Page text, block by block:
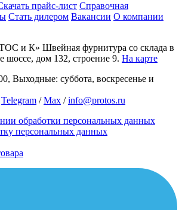
прайс-лист Справочная
Стать дилером Вакансии О компании
и К» Швейная фурнитура со склада в
шоссе, дом 132, строение 9. На карте
Выходные: суббота, воскресенье и
Telegram /Max /info@protos.ru
обработки персональных данных
персональных данных